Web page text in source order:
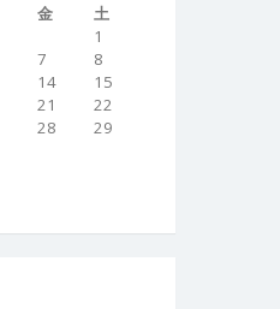
金
土
1
7
8
14
15
21
22
28
29